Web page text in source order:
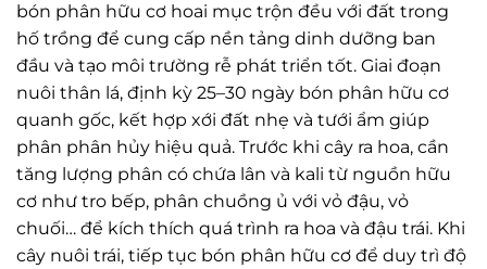
bón phân hữu cơ hoai mục trộn đều với đất trong
hố trồng để cung cấp nền tảng dinh dưỡng ban
đầu và tạo môi trường rễ phát triển tốt. Giai đoạn
nuôi thân lá, định kỳ 25–30 ngày bón phân hữu cơ
quanh gốc, kết hợp xới đất nhẹ và tưới ẩm giúp
phân phân hủy hiệu quả. Trước khi cây ra hoa, cần
tăng lượng phân có chứa lân và kali từ nguồn hữu
cơ như tro bếp, phân chuồng ủ với vỏ đậu, vỏ
chuối… để kích thích quá trình ra hoa và đậu trái. Khi
cây nuôi trái, tiếp tục bón phân hữu cơ để duy trì độ